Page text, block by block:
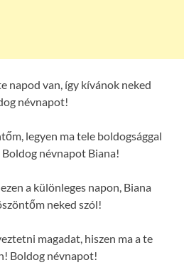
napod van, így kívánok neked
névnapot!
legyen ma tele boldogsággal
névnapot Biana!
a különleges napon, Biana
neked szól!
magadat, hiszen ma a te
Boldog névnapot!